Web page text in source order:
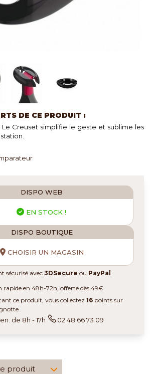
DE CE PRODUIT :
Creuset simplifie le geste et sublime les
DISPO WEB
EN STOCK !
DISPO BOUTIQUE
CHOISIR UN MAGASIN
sécurisé avec3DSecure ou PayPal
rapide en 48h-72h, offerte dès 49€
ce produit, vous collectez16 points sur
de 8h - 17h 02 48 66 73 09
produit